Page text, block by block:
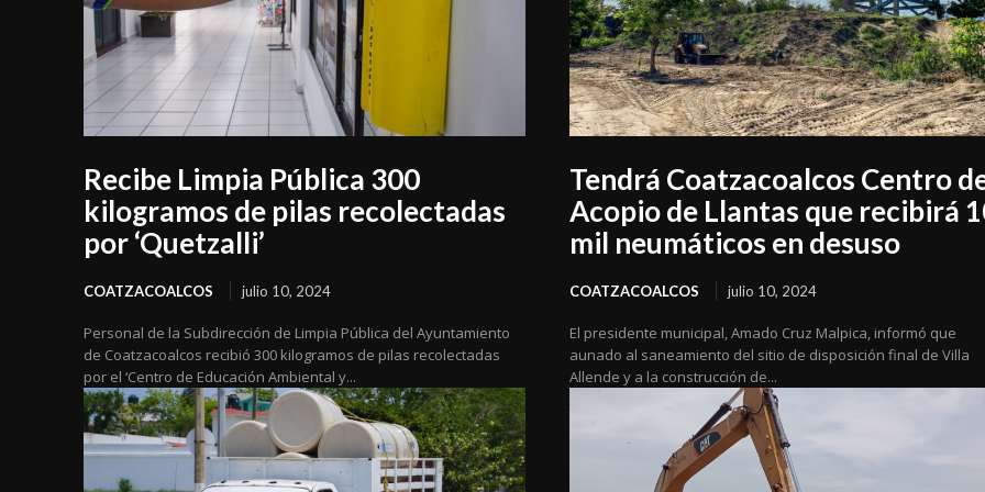
Recibe Limpia Pública 300
kilogramos de pilas recolectadas
por ‘Quetzalli’
COATZACOALCOS julio 10, 2024
Personal de la Subdirección de Limpia Pública del Ayuntamiento
de Coatzacoalcos recibió 300 kilogramos de pilas recolectadas
por el ‘Centro de Educación Ambiental y...
Tendrá Coatzacoalcos Centro
Acopio de Llantas que recibirá
mil neumáticos en desuso
COATZACOALCOS julio 10, 2024
El presidente municipal, Amado Cruz Malpica, informó que
aunado al saneamiento del sitio de disposición final de Villa
Allende y a la construcción de...